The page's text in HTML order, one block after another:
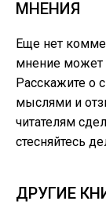
МНЕНИЯ
Еще нет
мнение
Расскажите о
мыслями и
читателям
стесняйтесь
ДРУГИЕ